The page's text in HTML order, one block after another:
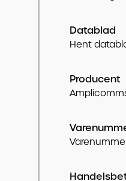
Datablad
Hent
Producent